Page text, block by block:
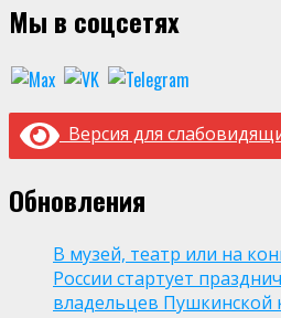
Мы в соцсетях
Версия для
Обновления
В музей, театр или на
России стартует
владельцев Пушкинской